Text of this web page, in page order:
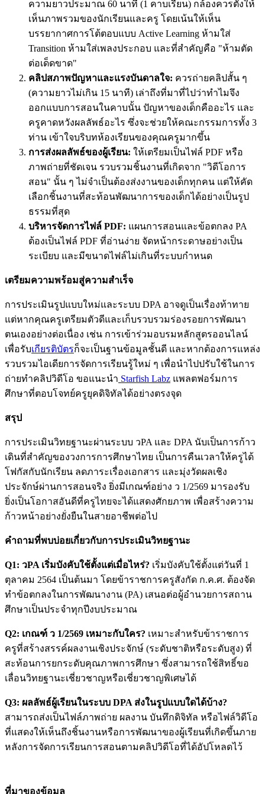
ความยาวประมาณ 60 นาที (1 คาบเรียน) กล้องควรตั้งให้
เห็นภาพรวมของนักเรียนและครู โดยเน้นให้เห็น
บรรยากาศการโต้ตอบแบบ Active Learning ห้ามใส่
Transition ห้ามใส่เพลงประกอบ และที่สำคัญคือ "ห้ามตัด
ต่อเด็ดขาด"
คลิปสภาพปัญหาและแรงบันดาลใจ: ควรถ่ายคลิปสั้น ๆ
(ความยาวไม่เกิน 15 นาที) เล่าถึงที่มาที่ไปว่าทำไมจึง
ออกแบบการสอนในคาบนั้น ปัญหาของเด็กคืออะไร และ
ครูคาดหวังผลลัพธ์อะไร ซึ่งจะช่วยให้คณะกรรมการทั้ง 3
ท่าน เข้าใจบริบทห้องเรียนของคุณครูมากขึ้น
การส่งผลลัพธ์ของผู้เรียน: ให้เตรียมเป็นไฟล์ PDF หรือ
ภาพถ่ายที่ชัดเจน รวบรวมชิ้นงานที่เกิดจาก "วิดีโอการ
สอน" นั้น ๆ ไม่จำเป็นต้องส่งงานของเด็กทุกคน แต่ให้คัด
เลือกชิ้นงานที่สะท้อนพัฒนาการของเด็กได้อย่างเป็นรูป
ธรรมที่สุด
บริหารจัดการไฟล์ PDF: แผนการสอนและข้อตกลง PA
ต้องเป็นไฟล์ PDF ที่อ่านง่าย จัดหน้ากระดาษอย่างเป็น
ระเบียบ และมีขนาดไฟล์ไม่เกินที่ระบบกำหนด
เตรียมความพร้อมสู่ความสำเร็จ
การประเมินรูปแบบใหม่และระบบ DPA อาจดูเป็นเรื่องท้าทาย
แต่หากคุณครูเตรียมตัวดีและเก็บรวบรวมร่องรอยการพัฒนา
ตนเองอย่างต่อเนื่อง เช่น การเข้าร่วมอบรมหลักสูตรออนไลน์
เพื่อรับเกียรติบัตรก็จะเป็นฐานข้อมูลชั้นดี และหากต้องการแหล่ง
รวบรวมไอเดียการจัดการเรียนรู้ใหม่ ๆ เพื่อนำไปปรับใช้ในการ
ถ่ายทำคลิปวิดีโอ ขอแนะนำ Starfish Labz แพลตฟอร์มการ
ศึกษาที่ตอบโจทย์ครูยุคดิจิทัลได้อย่างตรงจุด
สรุป
การประเมินวิทยฐานะผ่านระบบ วPA และ DPA นับเป็นการก้าว
เดินที่สำคัญของวงการการศึกษาไทย เป็นการคืนเวลาให้ครูได้
โฟกัสกับนักเรียน ลดภาระเรื่องเอกสาร และมุ่งวัดผลเชิง
ประจักษ์ผ่านการสอนจริง ยิ่งมีเกณฑ์อย่าง ว 1/2569 มารองรับ
ยิ่งเป็นโอกาสอันดีที่ครูไทยจะได้แสดงศักยภาพ เพื่อสร้างความ
ก้าวหน้าอย่างยั่งยืนในสายอาชีพต่อไป
คำถามที่พบบ่อยเกี่ยวกับการประเมินวิทยฐานะ
Q1: วPA เริ่มบังคับใช้ตั้งแต่เมื่อไหร่? เริ่มบังคับใช้ตั้งแต่วันที่ 1
ตุลาคม 2564 เป็นต้นมา โดยข้าราชการครูสังกัด ก.ค.ศ. ต้องจัด
ทำข้อตกลงในการพัฒนางาน (PA) เสนอต่อผู้อำนวยการสถาน
ศึกษาเป็นประจำทุกปีงบประมาณ
Q2: เกณฑ์ ว 1/2569 เหมาะกับใคร? เหมาะสำหรับข้าราชการ
ครูที่สร้างสรรค์ผลงานเชิงประจักษ์ (ระดับชาติหรือระดับสูง) ที่
สะท้อนการยกระดับคุณภาพการศึกษา ซึ่งสามารถใช้สิทธิ์ขอ
เลื่อนวิทยฐานะเชี่ยวชาญหรือเชี่ยวชาญพิเศษได้
Q3: ผลลัพธ์ผู้เรียนในระบบ DPA ส่งในรูปแบบใดได้บ้าง?
สามารถส่งเป็นไฟล์ภาพถ่าย ผลงาน บันทึกดิจิทัล หรือไฟล์วิดีโอ
ที่แสดงให้เห็นถึงชิ้นงานหรือการพัฒนาของผู้เรียนที่เกิดขึ้นภาย
หลังการจัดการเรียนการสอนตามคลิปวิดีโอที่ได้อัปโหลดไว้
ที่มาของข้อมูล